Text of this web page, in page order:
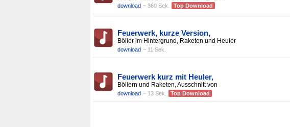
download ~ 360 Sek. Top Download
Feuerwerk, kurze Version,
Böller im Hintergrund, Raketen und Heuler
download ~ 11 Sek.
Feuerwerk kurz mit Heuler,
Böllern und Raketen, Ausschnitt von
download ~ 13 Sek. Top Download